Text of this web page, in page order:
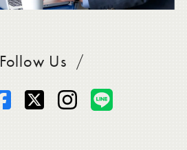
Follow UsSADAをフォロー
オ
オ
オ